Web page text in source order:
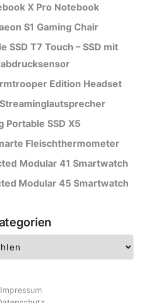
X Pro Notebook
S1 Gaming Chair
SSD T7 Touch – SSD mit
Edition Headset
Portable SSD X5
Fleischthermometer
Modular 41 Smartwatch
Modular 45 Smartwatch
Impressum